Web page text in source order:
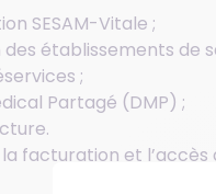
SESAM-Vitale ;
établissements de
;
Partagé (DMP) ;
facturation et